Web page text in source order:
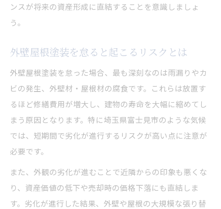
ンスが将来の資産形成に直結することを意識しましょ
う。
外壁屋根塗装を怠ると起こるリスクとは
外壁屋根塗装を怠った場合、最も深刻なのは雨漏りやカ
ビの発生、外壁材・屋根材の腐食です。これらは放置す
るほど修繕費用が増大し、建物の寿命を大幅に縮めてし
まう原因となります。特に埼玉県富士見市のような気候
では、短期間で劣化が進行するリスクが高い点に注意が
必要です。
また、外観の劣化が進むことで近隣からの印象も悪くな
り、資産価値の低下や売却時の価格下落にも直結しま
す。劣化が進行した結果、外壁や屋根の大規模な張り替